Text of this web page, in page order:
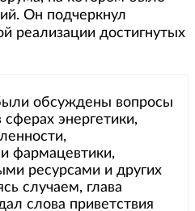
Он подчеркнул
реализации достигнутых
обсуждены вопросы
энергетики,
фармацевтики,
ресурсами и других
случаем, глава
слова приветствия